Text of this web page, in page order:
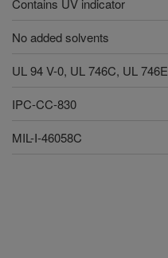
Contains UV indicator
No added solvents
UL 94 V-0, UL 746C, UL 746E
IPC-CC-830
MIL-I-46058C